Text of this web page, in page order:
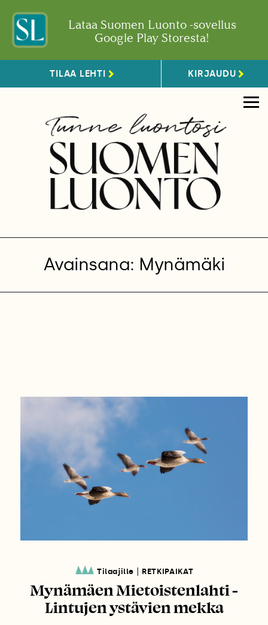
Lataa Suomen Luonto -sovellus
Google Play Storesta!
TILAA LEHTI KIRJAUDU
Avainsana: Mynämäki
Tilaajille RETKIPAIKAT
Mynämäen Mietoistenlahti -
Lintujen ystävien mekka